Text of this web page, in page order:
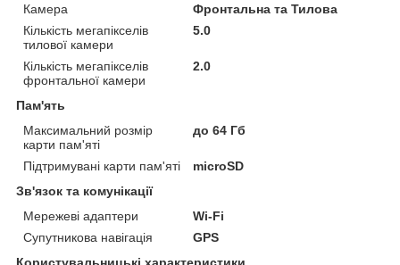
Камера
Фронтальна та Тилова
Кількість мегапікселів
тилової камери
5.0
Кількість мегапікселів
фронтальної камери
2.0
Пам'ять
Максимальний розмір
карти пам'яті
до 64 Гб
Підтримувані карти пам'яті
microSD
Зв'язок та комунікації
Мережеві адаптери
Wi-Fi
Супутникова навігація
GPS
Користувальницькі характеристики